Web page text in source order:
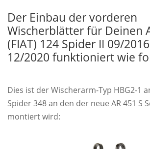
Der Einbau der vorderen
Wischerblätter für Deinen
(FIAT) 124 Spider II 09/
12/2020 funktioniert wie
Dies ist der Wischerarm-Typ HBG2-1
Spider 348 an den der neue AR 451 S
montiert wird: